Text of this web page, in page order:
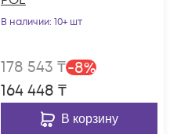
В наличии: 10+ шт
178 543 ₸-8%
164 448 ₸
В корзину